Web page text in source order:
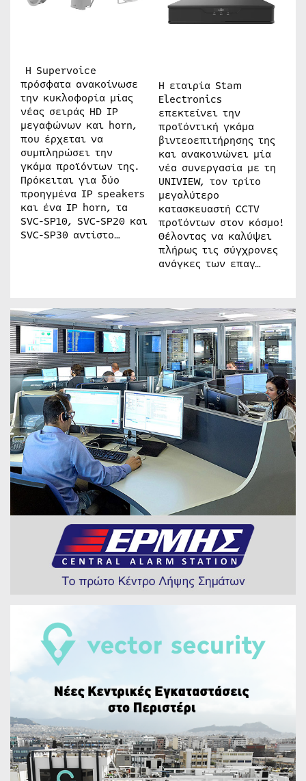
Η Supervoice
πρόσφατα ανακοίνωσε
την κυκλοφορία μίας
νέας σειράς HD IP
μεγαφώνων και horn,
που έρχεται να
συμπληρώσει την
γκάμα προϊόντων της.
Πρόκειται για δύο
προηγμένα IP speakers
και ένα IP horn, τα
SVC-SP10, SVC-SP20 και
SVC-SP30 αντίστο…
H εταιρία Stam
Electronics
επεκτείνει την
προϊόντική γκάμα
βιντεοεπιτήρησης της
και ανακοινώνει μία
νέα συνεργασία με τη
UNIVIEW, τον τρίτο
μεγαλύτερο
κατασκευαστή CCTV
προϊόντων στον κόσμο!
Θέλοντας να καλύψει
πλήρως τις σύγχρονες
ανάγκες των επαγ…